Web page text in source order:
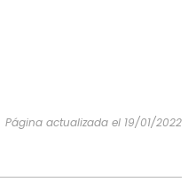
Página actualizada el 19/01/2022